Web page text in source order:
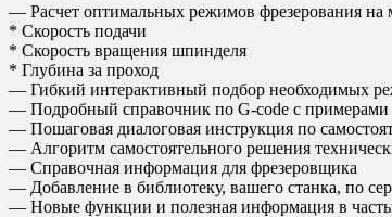
— Расчет оптимальных режимов фрезерования на
* Скорость подачи
* Скорость вращения шпинделя
* Глубина за проход
— Гибкий интерактивный подбор необходимых
— Подробный справочник по G-code с примерами
— Пошаговая диалоговая инструкция по
— Алгоритм самостоятельного решения
— Справочная информация для фрезеровщика
— Добавление в библиотеку, вашего станка, по
— Новые функции и полезная информация в